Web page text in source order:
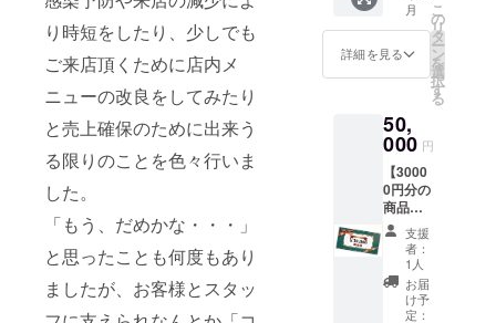
り時短をしたり、少しでも
ご来店頂くために店内メ
ニューの改良をしてみたり
と売上確保のために出来う
る限りのことを色々行いま
した。
「もう、だめかな・・・」
と思ったことも何度もあり
ましたが、お客様とスタッ
付され
たラベ
意書き
をご確
ルにて
しま
す。
の返礼
品は
クール
りま
す。 ※
原材料
及び添
加物等
の食品
表示は
お届け
商品の
ラベル
に表記
用いた
だけま
す。1枚
す。 ・
現金へ
の交換
はでき
ませ
ん。お
つりは
でませ
ん。 ・
指定の
ご住所
に発送
せ』 あ
おもり
生プリ
ン(塩カ
ラメ
〔生地
各120
ｇ〕、
あおも
り生プ
リン(り
んご)2
個〔生
地各120
ｇ〕
『あお
もりプ
月
詳細を見る
こ
の
リ
タ
ー
ン
を
選
択
す
る
50,
000 円
【3000
0円分の
商品券
とお礼
のメッ
セー
ジ】
『商品
券』
支援
者：
1人
お届
け予
定：